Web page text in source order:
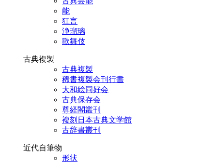
能
狂言
浄瑠璃
歌舞伎
古典複製
古典複製
稀書複製会刊行書
大和絵同好会
古典保存会
尊経閣叢刊
複刻日本古典文学館
古辞書叢刊
近代自筆物
形状